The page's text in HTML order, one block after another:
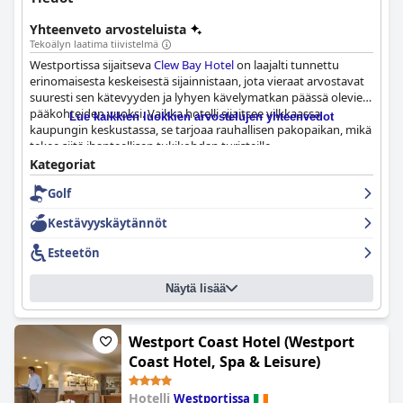
Yhteenveto arvosteluista
Tekoälyn laatima tiivistelmä
Westportissa sijaitsevaClew Bay Hotelon laajalti tunnettu
erinomaisesta keskeisestä sijainnistaan, jota vieraat arvostavat
suuresti sen kätevyyden ja lyhyen kävelymatkan päässä olevien
pääkohteiden vuoksi. Vaikka hotelli sijaitsee vilkkaassa
kaupungin keskustassa, se tarjoaa rauhallisen pakopaikan, mikä
tekee siitä ihanteellisen tukikohdan turisteille.
Hotelli saa jatkuvasti kiitosta poikkeuksellisesta
henkilökunnastaan, jota kuvataan ystävälliseksi, avuliaaksi ja
ammattitaitoiseksi. Heidän aito irlantilainen
vieraanvaraisuutensa ja huomaavaisuutensa parantavat
merkittävästi vieraiden kokemusta jättäen unohtumattoman
vaikutuksen kävijöihin.
Vieraat ylistävät usein hotellin aamiaista, korostaen sen
erinomaista esillepanoa, laadukkaita tuotteita ja laajaa
valikoimaa ruokia. Aamiaista kuvataan usein fantastiseksi ja
erinomaiseksi, ja vastavalmistettu ruoka ja ystävällisen
henkilökunnan nopea palvelu edistävät ihastuttavaa
ruokailukokemusta.
Lue kaikkien luokkien arvostelujen yhteenvedot
Kategoriat
Golf
Kestävyyskäytännöt
Esteetön
Näytä lisää
Westport Coast Hotel (Westport
Coast Hotel, Spa & Leisure)
Hotelli Westportissa